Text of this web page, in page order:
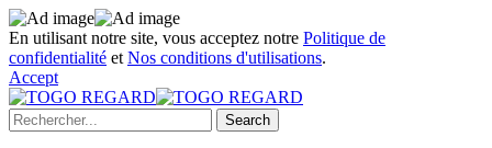
En utilisant notre site, vous acceptez notre Politique de
confidentialité et Nos conditions d'utilisations.
Accept